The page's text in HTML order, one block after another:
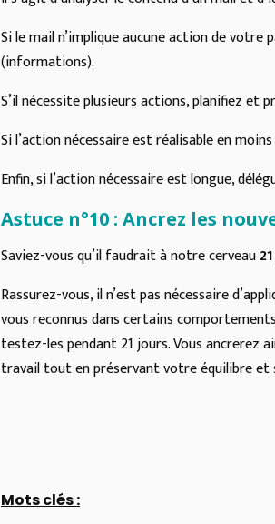
Si le mail n’implique aucune action de
(informations).
S’il nécessite plusieurs actions, planifiez et
Si l’action nécessaire est réalisable en
Enfin, si l’action nécessaire est longue,
Astuce n°10 : Ancrez les
Saviez-vous qu’il faudrait à notre cerveau
Rassurez-vous, il n’est pas nécessaire
vous reconnus dans certains
testez-les pendant 21 jours. Vous ancrerez
travail tout en préservant votre équilibre
Mots clés :